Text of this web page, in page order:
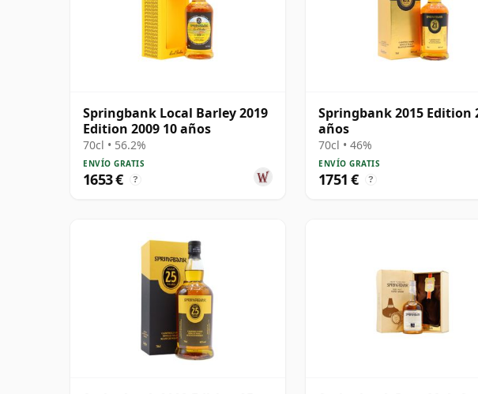
Springbank Local Barley 2019
Edition 2009 10 años
70cl • 56.2%
ENVÍO GRATIS
1653 € ?
Springbank 2015 Edition
años
70cl • 46%
ENVÍO GRATIS
1751 € ?